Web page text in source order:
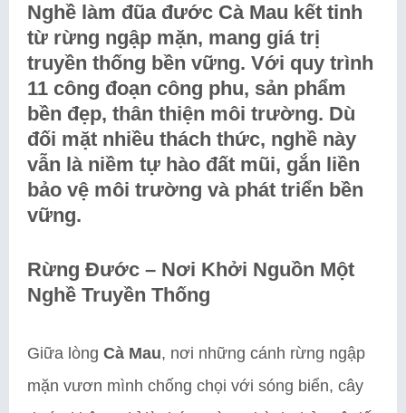
Nghề làm đũa đước Cà Mau kết tinh
từ rừng ngập mặn, mang giá trị
truyền thống bền vững. Với quy trình
11 công đoạn công phu, sản phẩm
bền đẹp, thân thiện môi trường. Dù
đối mặt nhiều thách thức, nghề này
vẫn là niềm tự hào đất mũi, gắn liền
bảo vệ môi trường và phát triển bền
vững.
Rừng Đước – Nơi Khởi Nguồn Một
Nghề Truyền Thống
Giữa lòng Cà Mau, nơi những cánh rừng ngập
mặn vươn mình chống chọi với sóng biển, cây